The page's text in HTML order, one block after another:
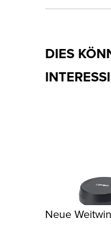
DIES
Neue